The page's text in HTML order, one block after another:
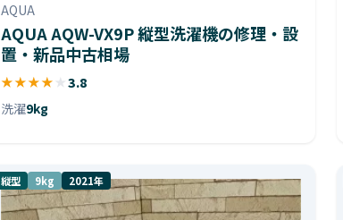
AQUA
AQUA AQW-VX9P 縦型洗濯機の修理・設
置・新品中古相場
★★★★ ★ 3.8
洗濯9kg
縦型 9kg 2021年